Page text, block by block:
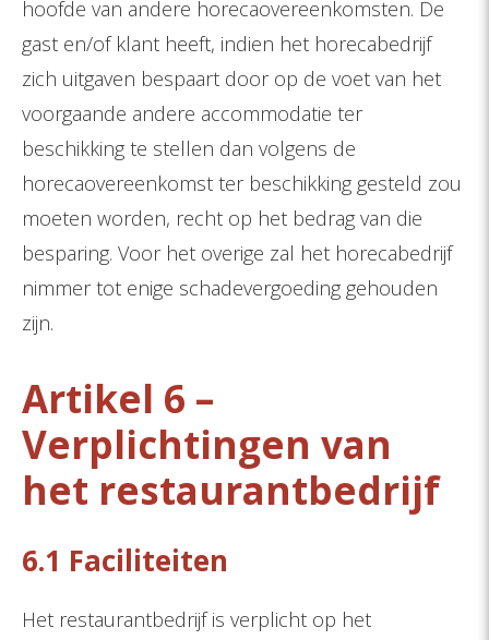
hoofde van andere horecaovereenkomsten. De
gast en/of klant heeft, indien het horecabedrijf
zich uitgaven bespaart door op de voet van het
voorgaande andere accommodatie ter
beschikking te stellen dan volgens de
horecaovereenkomst ter beschikking gesteld zou
moeten worden, recht op het bedrag van die
besparing. Voor het overige zal het horecabedrijf
nimmer tot enige schadevergoeding gehouden
zijn.
Artikel 6 –
Verplichtingen van
het restaurantbedrijf
6.1 Faciliteiten
Het restaurantbedrijf is verplicht op het